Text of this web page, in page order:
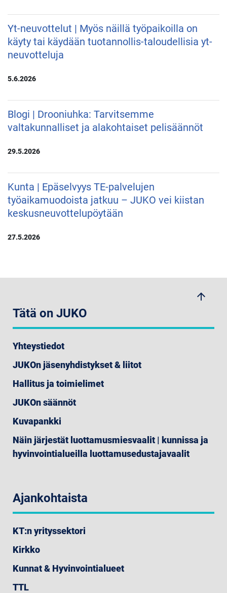
Yt-neuvottelut | Myös näillä työpaikoilla on
käyty tai käydään tuotannollis-taloudellisia yt-
neuvotteluja
5.6.2026
Blogi | Drooniuhka: Tarvitsemme
valtakunnalliset ja alakohtaiset pelisäännöt
29.5.2026
Kunta | Epäselvyys TE-palvelujen
työaikamuodoista jatkuu – JUKO vei kiistan
keskusneuvottelupöytään
27.5.2026
arrow_upwards
Tätä on JUKO
Yhteystiedot
JUKOn jäsenyhdistykset & liitot
Hallitus ja toimielimet
JUKOn säännöt
Kuvapankki
Näin järjestät luottamusmiesvaalit | kunnissa ja
hyvinvointialueilla luottamusedustajavaalit
Ajankohtaista
KT:n yrityssektori
Kirkko
Kunnat & Hyvinvointialueet
TTL